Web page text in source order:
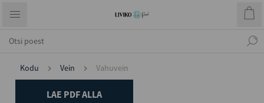
Kodu Vein Vahuvein
LAE PDF ALLA